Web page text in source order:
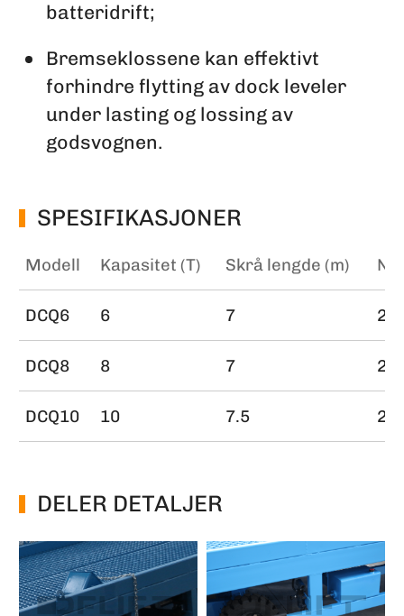
batteridrift;
Bremseklossene kan effektivt
forhindre flytting av dock leveler
under lasting og lossing av
godsvognen.
SPESIFIKASJONER
Modell Kapasitet (T) Skrå lengde (m)
DCQ6 6 7 2.2
DCQ8 8 7 2.2
DCQ10 10 7.5 2.4
DELER DETALJER